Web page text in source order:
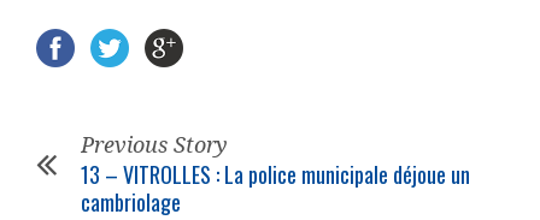
Previous Story
13 – VITROLLES : La police municipale déjoue un
cambriolage